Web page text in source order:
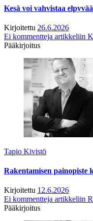
Kesä voi vahvistaa
Kirjoitettu 26.6.2026
Ei kommentteja artikkeliin
Pääkirjoitus
Tapio Kivistö
Rakentamisen painopiste
Kirjoitettu 12.6.2026
Ei kommentteja artikkeliin
Pääkirjoitus